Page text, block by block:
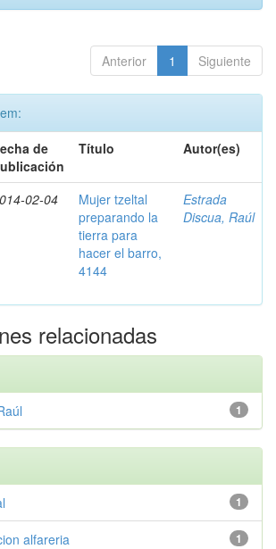
Anterior 1 Siguiente
de
Título Autor(es)
02-04
Mujer tzeltal
preparando la
tierra para
hacer el barro,
4144
Estrada
Discua, Raúl
relacionadas
1
1
1
alfareria